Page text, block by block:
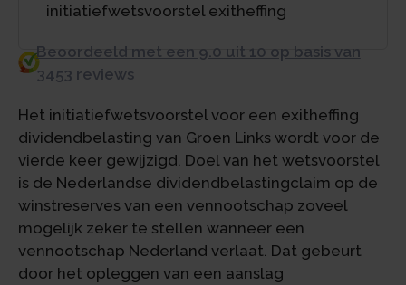
initiatiefwetsvoorstel exitheffing
Beoordeeld met een 9.0 uit 10 op basis van
3453 reviews
Het initiatiefwetsvoorstel voor een exitheffing
dividendbelasting van Groen Links wordt voor de
vierde keer gewijzigd. Doel van het wetsvoorstel
is de Nederlandse dividendbelastingclaim op de
winstreserves van een vennootschap zoveel
mogelijk zeker te stellen wanneer een
vennootschap Nederland verlaat. Dat gebeurt
door het opleggen van een aanslag